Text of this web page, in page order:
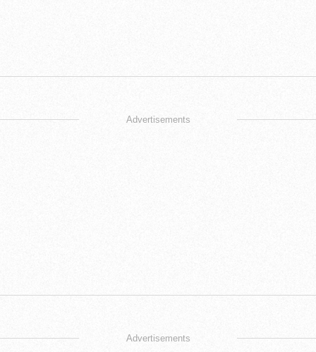
Advertisements
Advertisements